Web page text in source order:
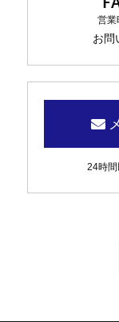
営業
お問
24時間